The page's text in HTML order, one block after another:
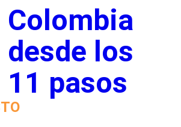
Colombia
desde los
11 pasos